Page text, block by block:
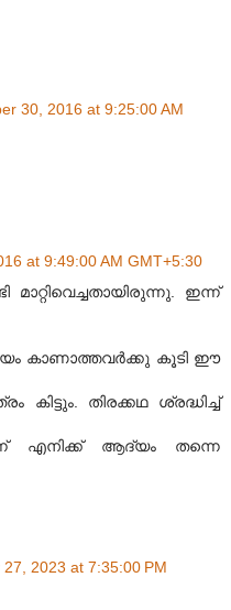
30, 2016 at 9:25:00 AM
at 9:49:00 AM GMT+5:30
മാറ്റിവെച്ചതായിരുന്നു. ഇന്ന്
കാണാത്തവർക്കു കൂടി ഈ
കിട്ടും. തിരക്കഥ ശ്രദ്ധിച്ച്
എനിക്ക് ആദ്യം തന്നെ
2023 at 7:35:00 PM